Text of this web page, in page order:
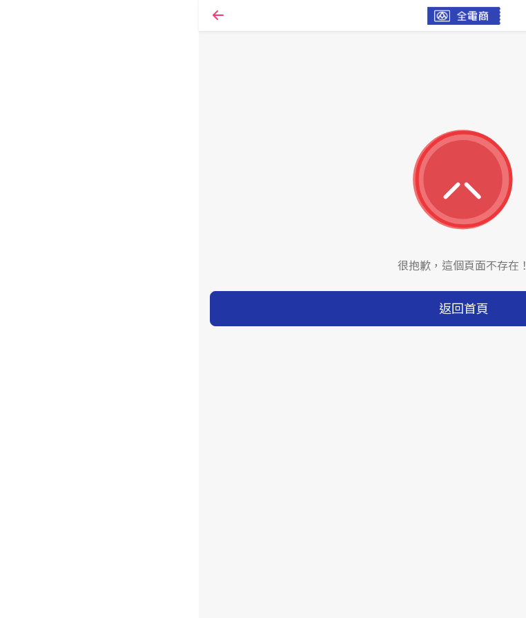
很抱歉，這個頁面不存在！
返回首頁